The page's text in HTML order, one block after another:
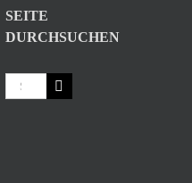
SEITE
DURCHSUCHEN
Suche
nach: